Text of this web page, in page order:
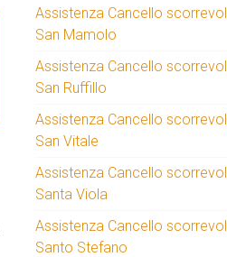
Assistenza Cancello
San Mamolo
Assistenza Cancello
San Ruffillo
Assistenza Cancello
San Vitale
Assistenza Cancello
Santa Viola
Assistenza Cancello
Santo Stefano